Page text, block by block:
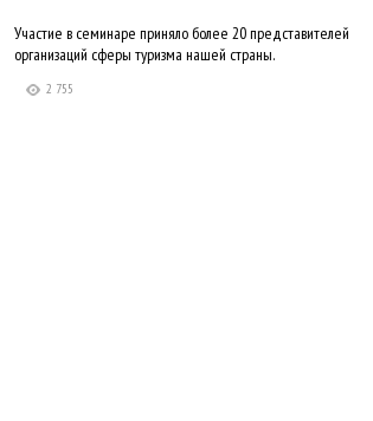
Участие в семинаре приняло более 20 представителей
организаций сферы туризма нашей страны.
2 755